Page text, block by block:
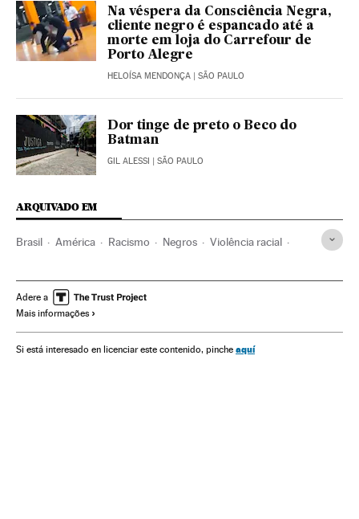
Na véspera da Consciência Negra,
cliente negro é espancado até a
morte em loja do Carrefour de
Porto Alegre
HELOÍSA MENDONÇA | SÃO PAULO
Dor tinge de preto o Beco do
Batman
GIL ALESSI | SÃO PAULO
ARQUIVADO EM
Brasil América Racismo Negros Violência racial
Adere a
Mais informações
Si está interesado en licenciar este contenido, pinche aquí